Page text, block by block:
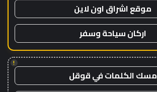
موقع اشراق اون لاين
اركان سياحة وسفر
!
مسك الكلمات في قوقل